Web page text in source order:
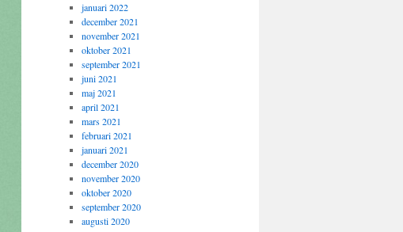
januari 2022
december 2021
november 2021
oktober 2021
september 2021
juni 2021
maj 2021
april 2021
mars 2021
februari 2021
januari 2021
december 2020
november 2020
oktober 2020
september 2020
augusti 2020